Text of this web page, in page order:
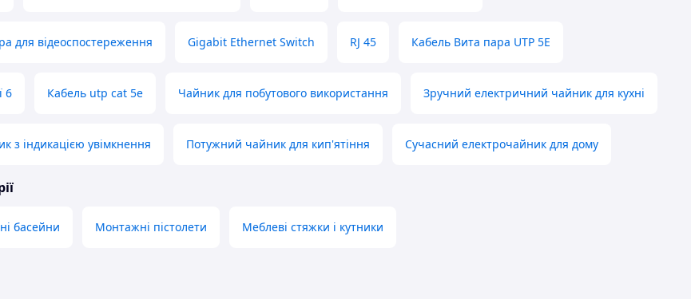
для відеоспостереження Gigabit Ethernet Switch RJ 45 Кабель Вита пара UTP 5E
6 Кабель utp cat 5e Чайник для побутового використання Зручний електричний чайник для кухні
з індикацією увімкнення Потужний чайник для кип'ятіння Сучасний електрочайник для дому
басейни Монтажні пістолети Меблеві стяжки і кутники